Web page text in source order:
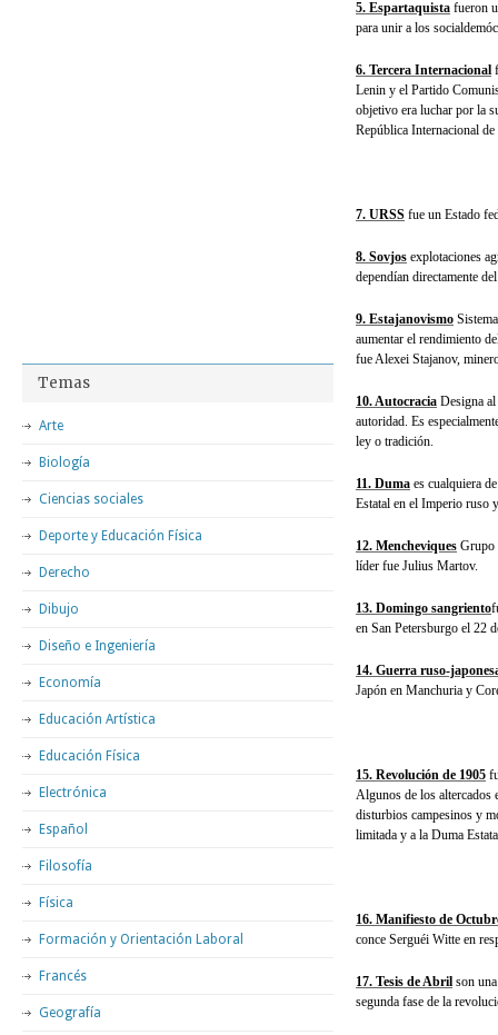
5. Espartaquista fueron
para unir a los
6. Tercera Internacional
Lenin y el Partido
objetivo era luchar por la
República Internacional
7. URSS fue un Estado
8. Sovjos explotaciones
dependían directamente
9. Estajanovismo
aumentar el rendimiento
fue Alexei Stajanov,
10. Autocracia Designa
autoridad. Es
ley o tradición.
11. Duma es cualquiera
Estatal en el Imperio ruso
12. Mencheviques Grupo
líder fue Julius Martov.
13. Domingo sangriento
en San Petersburgo el 22
14. Guerra ruso-
Japón en Manchuria y
15. Revolución de 1905
Algunos de los altercados
disturbios campesinos y
limitada y a la Duma
16. Manifiesto de
conce Serguéi Witte en
17. Tesis de Abril son
segunda fase de la
Temas
Arte
Biología
Ciencias sociales
Deporte y Educación Física
Derecho
Dibujo
Diseño e Ingeniería
Economía
Educación Artística
Educación Física
Electrónica
Español
Filosofía
Física
Formación y Orientación Laboral
Francés
Geografía